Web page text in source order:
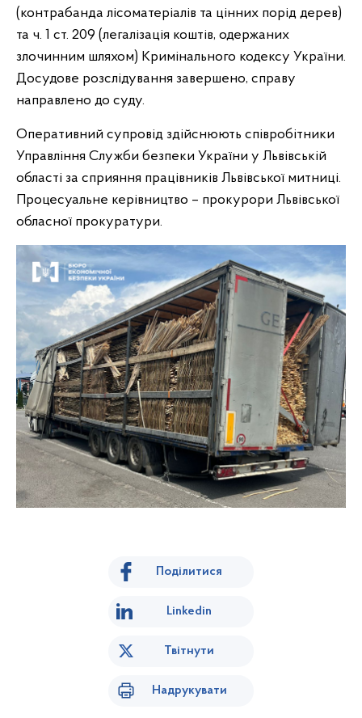
(контрабанда лісоматеріалів та цінних порід дерев)
та ч. 1 ст. 209 (легалізація коштів, одержаних
злочинним шляхом) Кримінального кодексу України.
Досудове розслідування завершено, справу
направлено до суду.
Оперативний супровід здійснюють співробітники
Управління Служби безпеки України у Львівській
області за сприяння працівників Львівської митниці.
Процесуальне керівництво – прокурори Львівської
обласної прокуратури.
Поділитися
Linkedin
Твітнути
Надрукувати